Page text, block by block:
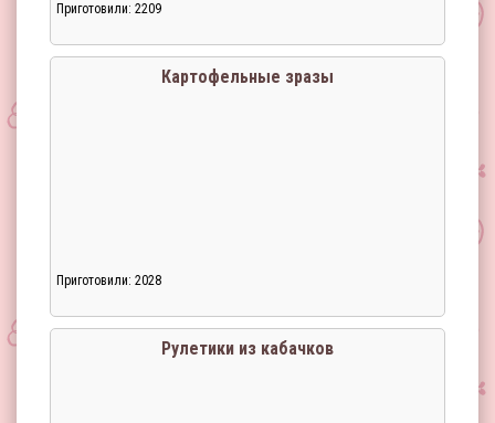
Приготовили: 2209
Картофельные зразы
Приготовили: 2028
Рулетики из кабачков